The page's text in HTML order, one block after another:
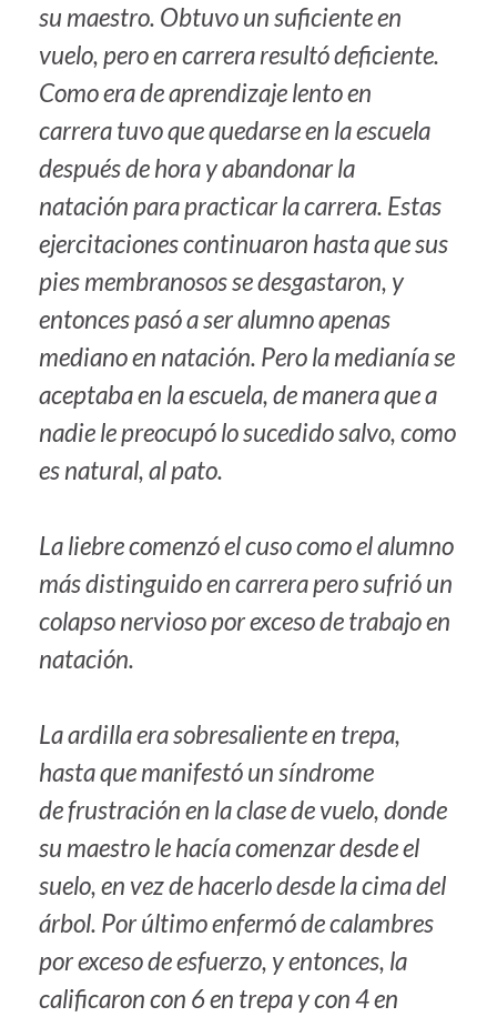
su maestro. Obtuvo un suficiente en
vuelo, pero en carrera resultó deficiente.
Como era de aprendizaje lento en
carrera tuvo que quedarse en la escuela
después de hora y abandonar la
natación para practicar la carrera. Estas
ejercitaciones continuaron hasta que sus
pies membranosos se desgastaron, y
entonces pasó a ser alumno apenas
mediano en natación. Pero la medianía se
aceptaba en la escuela, de manera que a
nadie le preocupó lo sucedido salvo, como
es natural, al pato.
La liebre comenzó el cuso como el alumno
más distinguido en carrera pero sufrió un
colapso nervioso por exceso de trabajo en
natación.
La ardilla era sobresaliente en trepa,
hasta que manifestó un síndrome
de frustración en la clase de vuelo, donde
su maestro le hacía comenzar desde el
suelo, en vez de hacerlo desde la cima del
árbol. Por último enfermó de calambres
por exceso de esfuerzo, y entonces, la
calificaron con 6 en trepa y con 4 en